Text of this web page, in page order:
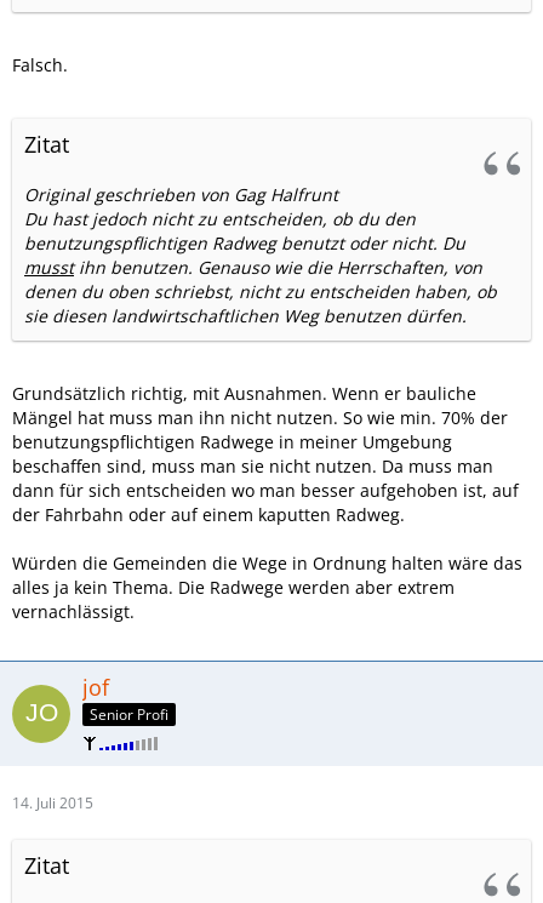
Falsch.
Zitat
Original geschrieben von Gag Halfrunt
Du hast jedoch nicht zu entscheiden, ob du den
benutzungspflichtigen Radweg benutzt oder nicht. Du
musstihn benutzen. Genauso wie die Herrschaften, von
denen du oben schriebst, nicht zu entscheiden haben, ob
sie diesen landwirtschaftlichen Weg benutzen dürfen.
Grundsätzlich richtig, mit Ausnahmen. Wenn er bauliche
Mängel hat muss man ihn nicht nutzen. So wie min. 70% der
benutzungspflichtigen Radwege in meiner Umgebung
beschaffen sind, muss man sie nicht nutzen. Da muss man
dann für sich entscheiden wo man besser aufgehoben ist, auf
der Fahrbahn oder auf einem kaputten Radweg.
Würden die Gemeinden die Wege in Ordnung halten wäre das
alles ja kein Thema. Die Radwege werden aber extrem
vernachlässigt.
jof
Senior Profi
14. Juli 2015
Zitat